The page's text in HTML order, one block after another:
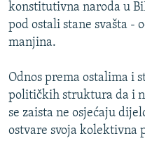
konstitutivna naroda u
pod ostali stane svašta -
manjina.
Odnos prema ostalima i
političkih struktura da i
se zaista ne osjećaju
ostvare svoja kolektivna